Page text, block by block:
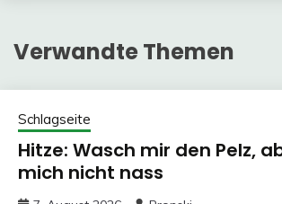
Verwandte Themen
Schlagseite
Hitze: Wasch mir den Pelz,
mich nicht nass